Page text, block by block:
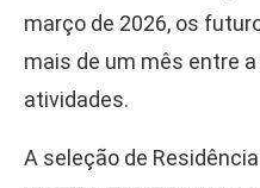
março de 2026, os
mais de um mês entre
atividades.
A seleção de